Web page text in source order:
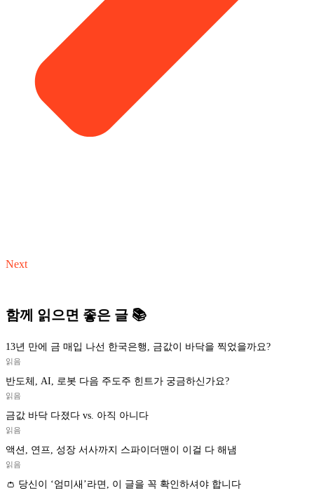
Next
함께 읽으면 좋은 글 📚
13년 만에 금 매입 나선 한국은행, 금값이 바닥을 찍었을까요?
읽음
반도체, AI, 로봇 다음 주도주 힌트가 궁금하신가요?
읽음
금값 바닥 다졌다 vs. 아직 아니다
읽음
액션, 연프, 성장 서사까지 스파이더맨이 이걸 다 해냄
읽음
👛 당신이 ‘엄미새’라면, 이 글을 꼭 확인하셔야 합니다